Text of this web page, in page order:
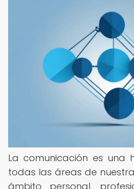
La comunicación es una
todas las áreas de
ámbito personal,